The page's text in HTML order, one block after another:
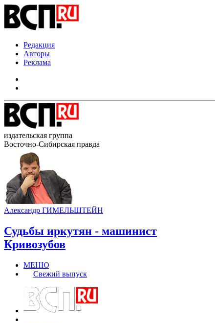
Редакция
Авторы
Реклама
издательская группа
Восточно-Сибирская правда
Александр ГИМЕЛЬШТЕЙН
Судьбы иркутян - машинист
Кривозубов
МЕНЮ
Свежий выпуск